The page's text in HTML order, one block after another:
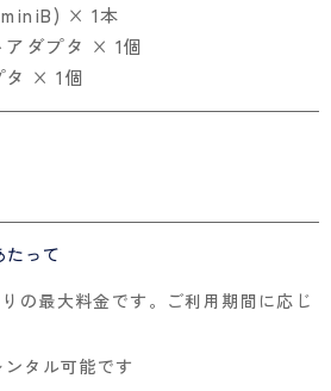
× 1本
アダプタ × 1個
タ × 1個
たって
の最大料金です。ご利用期間に応じ
タル可能です